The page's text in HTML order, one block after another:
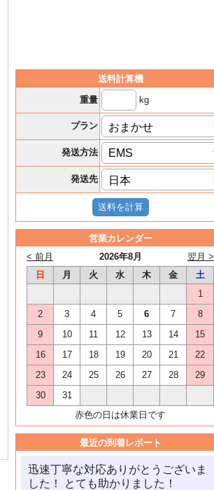
送料計算機
重量
kg
プラン
発送方法
発送先
営業カレンダー
2026年8月
< 前月
翌月 >
日
月 火 水 木 金
土
1
2
3 4 5 6 7
8
9
10 11 12 13 14
15
16
17 18 19 20 21
22
23
24 25 26 27 28
29
30
31
赤色の日は休業日です
最近の到着レポート
迅速丁寧な対応ありがとうございま
した！ とても助かりました！